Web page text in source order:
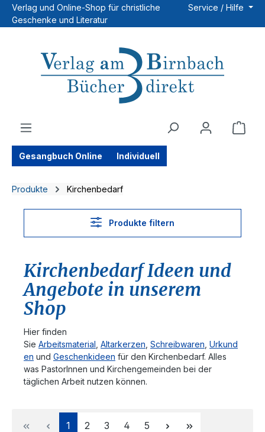
Zum Hauptinhalt springen
Verlag und Online-Shop für christliche
Geschenke und Literatur
Service / Hilfe
Gesangbuch Online Individuell
Produkte Kirchenbedarf
Produkte filtern
Kirchenbedarf Ideen und
Angebote in unserem
Shop
Hier finden
Sie Arbeitsmaterial Altarkerzen Schreibwaren Urkund
en und Geschenkideen für den Kirchenbedarf. Alles
was PastorInnen und Kirchengemeinden bei der
täglichen Arbeit nutzen können.
Seite
1 Seite
2 Seite
3 Seite
4 Seite
5